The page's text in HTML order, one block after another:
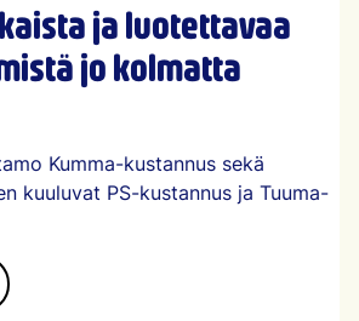
ja luotettavaa
jo kolmatta
Kumma-kustannus sekä
kuuluvat PS-kustannus ja Tuuma-